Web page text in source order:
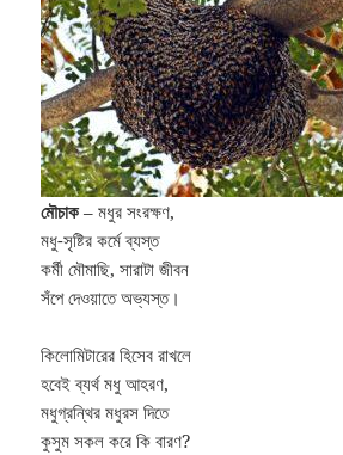
মৌচাক– মধুর সংরক্ষণ,
মধু-সৃষ্টির কর্মে ব্যস্ত
কর্মী মৌমাছি, সারাটা জীবন
সঁপে দেওয়াতে অভ্যস্ত।
কিলোমিটারের হিসেব রাখলে
হবেই ব্যর্থ মধু আহরণ,
মধুগ্রন্থির মধুরস দিতে
কুসুম সকল করে কি বারণ?